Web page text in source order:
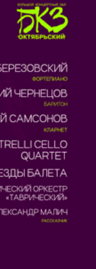
Коломийцев,
один из самых
в 1998 году его
КИРЕЕВОЙ.
музыка
эпохи
мира,
и пр.
и